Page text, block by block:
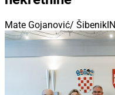
Mate Gojanović/ ŠibenikIN